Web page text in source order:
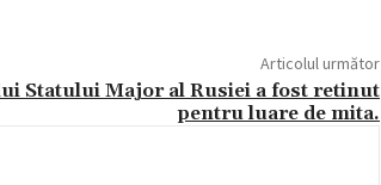
Articolul următor
Statului Major al Rusiei a fost retinut
pentru luare de mita.